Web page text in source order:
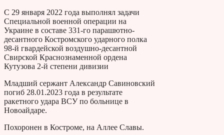
С 29 января 2022 года выполнял задачи
Специальной военной операции на
Украине в составе 331-го парашютно-
десантного Костромского ударного полка
98-й гвардейской воздушно-десантной
Свирской Краснознаменной ордена
Кутузова 2-й степени дивизии
Младший сержант Александр Савиновский
погиб 28.01.2023 года в результате
ракетного удара ВСУ по больнице в
Новоайдаре.
Похоронен в Костроме, на Аллее Славы.